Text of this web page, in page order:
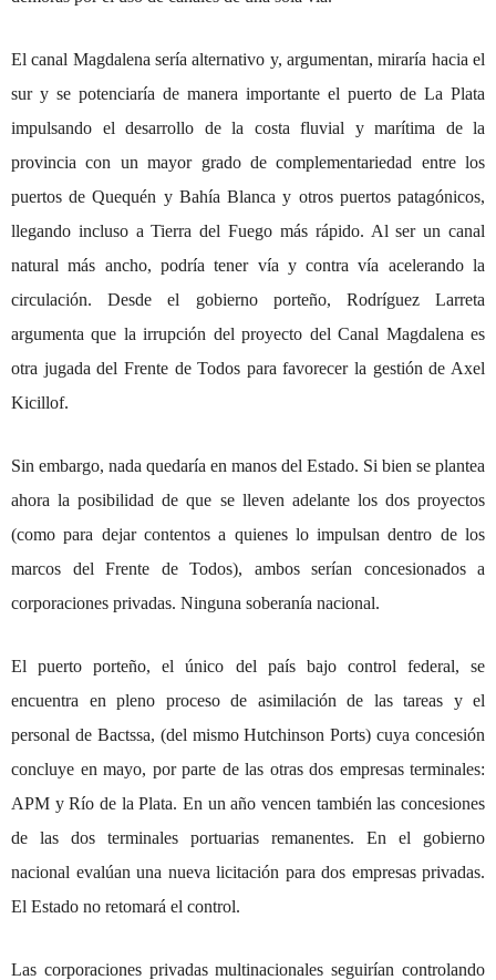
El canal Magdalena sería alternativo y, argumentan, miraría hacia el
sur y se potenciaría de manera importante el puerto de La Plata
impulsando el desarrollo de la costa fluvial y marítima de la
provincia con un mayor grado de complementariedad entre los
puertos de Quequén y Bahía Blanca y otros puertos patagónicos,
llegando incluso a Tierra del Fuego más rápido. Al ser un canal
natural más ancho, podría tener vía y contra vía acelerando la
circulación. Desde el gobierno porteño, Rodríguez Larreta
argumenta que la irrupción del proyecto del Canal Magdalena es
otra jugada del Frente de Todos para favorecer la gestión de Axel
Kicillof.
Sin embargo, nada quedaría en manos del Estado. Si bien se plantea
ahora la posibilidad de que se lleven adelante los dos proyectos
(como para dejar contentos a quienes lo impulsan dentro de los
marcos del Frente de Todos), ambos serían concesionados a
corporaciones privadas. Ninguna soberanía nacional.
El puerto porteño, el único del país bajo control federal, se
encuentra en pleno proceso de asimilación de las tareas y el
personal de Bactssa, (del mismoHutchinson Ports) cuya concesión
concluye en mayo, por parte de las otras dos empresas terminales:
APM y Río de la Plata. En un año vencen también las concesiones
de las dos terminales portuarias remanentes. En el gobierno
nacional evalúan una nueva licitación para dos empresas privadas.
El Estado no retomará el control.
Las corporaciones privadas multinacionales seguirían controlando